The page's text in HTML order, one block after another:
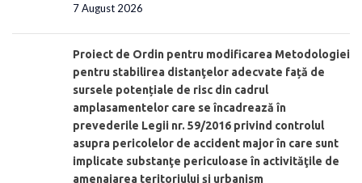
7 August 2026
Proiect de Ordin pentru modificarea Metodologiei
pentru stabilirea distanţelor adecvate față de
sursele potențiale de risc din cadrul
amplasamentelor care se încadrează în
prevederile Legii nr. 59/2016 privind controlul
asupra pericolelor de accident major în care sunt
implicate substanţe periculoase în activităţile de
amenajarea teritoriului şi urbanism